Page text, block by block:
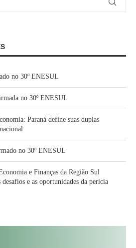
no 30º ENESUL
no 30º ENESUL
Paraná define suas duplas
no 30º ENESUL
e Finanças da Região Sul
e as oportunidades da perícia